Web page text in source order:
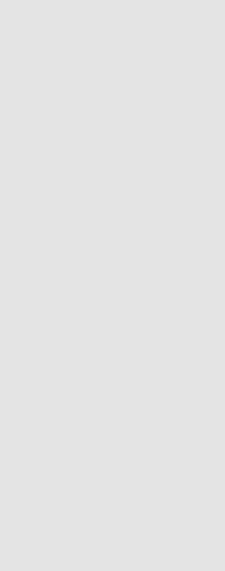
pays où Lamy
et les langues